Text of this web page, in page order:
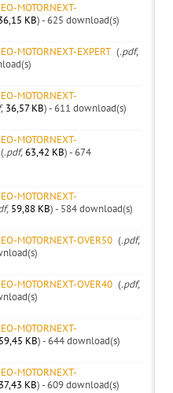
MOTORNEXT-
KB) - 625 download(s)
MOTORNEXT-EXPERT (.pdf,
MOTORNEXT-
36,57 KB) - 611 download(s)
MOTORNEXT-
(.pdf,63,42 KB) - 674
MOTORNEXT-
59,88 KB) - 584 download(s)
MOTORNEXT-OVER50 (.pdf,
MOTORNEXT-OVER40 (.pdf,
MOTORNEXT-
59,45 KB) - 644 download(s)
MOTORNEXT-
37,43 KB) - 609 download(s)